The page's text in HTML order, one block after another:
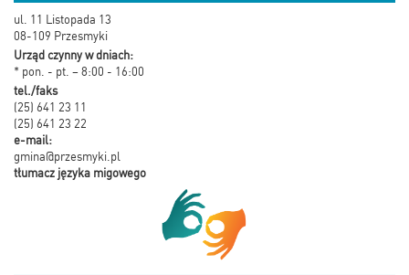
ul. 11 Listopada 13
08-109 Przesmyki
Urząd czynny w dniach:
* pon. - pt. – 8:00 - 16:00
tel./faks
(25) 641 23 11
(25) 641 23 22
e-mail:
gmina@przesmyki.pl
tłumacz języka migowego